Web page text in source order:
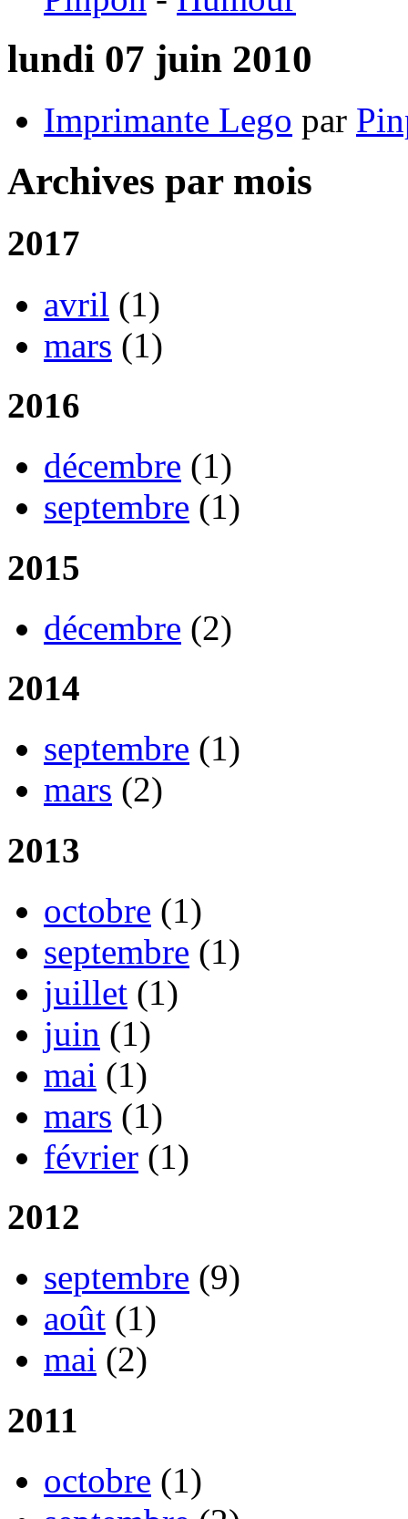
lundi 07 juin 2010
Imprimante Lego par
Archives par mois
2017
avril (1)
mars (1)
2016
décembre (1)
septembre (1)
2015
décembre (2)
2014
septembre (1)
mars (2)
2013
octobre (1)
septembre (1)
juillet (1)
juin (1)
mai (1)
mars (1)
février (1)
2012
septembre (9)
août (1)
mai (2)
2011
octobre (1)